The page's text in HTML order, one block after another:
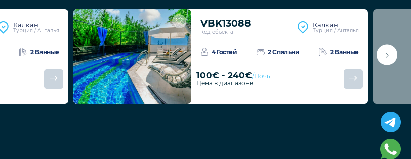
Калкан
Турция / Анталья
2 Ванные
VBK13088
Код объекта
Калкан
Турция / Анталья
4 Гостей 2 Спальни 2 Ванные
100€ - 240€/Ночь
Цена в диапазоне